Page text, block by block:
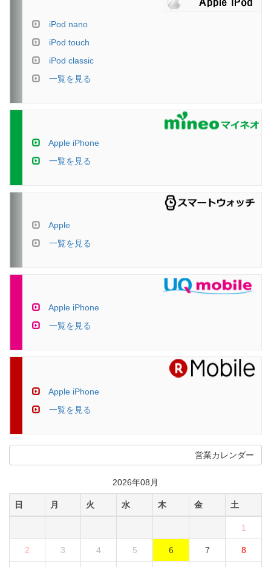
iPod nano
iPod touch
iPod classic
一覧を見る
Apple iPhone
一覧を見る
Apple
一覧を見る
Apple iPhone
一覧を見る
Apple iPhone
一覧を見る
営業カレンダー
2026年08月
日 月 火 水 木 金 土
1
2 3 4 5 6 7 8